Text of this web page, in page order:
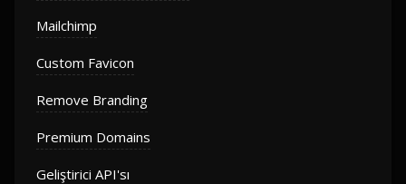
Mailchimp
Custom Favicon
Remove Branding
Premium Domains
Geliştirici API'sı